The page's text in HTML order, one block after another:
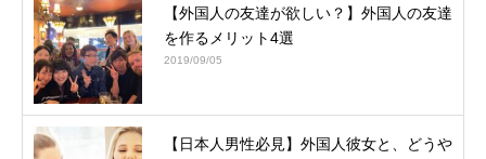
【外国人の友達が欲しい？】外国人の友達
を作るメリット4選
2019/09/05
【日本人男性必見】外国人彼女と、どうや